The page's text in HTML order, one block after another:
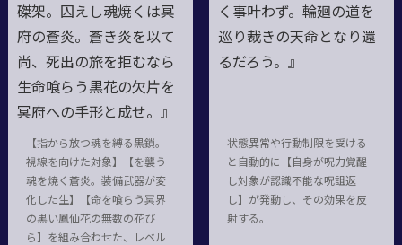
磔架。囚えし魂焼くは冥
府の蒼炎。蒼き炎を以て
尚、死出の旅を拒むなら
生命喰らう黒花の欠片を
冥府への手形と成せ。』
【指から放つ魂を縛る黒鎖。
視線を向けた対象】【を襲う
魂を焼く蒼炎。装備武器が変
化した生】【命を喰らう冥界
の黒い鳳仙花の無数の花び
ら】を組み合わせた、レベル
く事叶わず。輪廻の道を
巡り裁きの天命となり還
るだろう。』
状態異常や行動制限を受ける
と自動的に【自身が呪力覚醒
し対象が認識不能な呪詛返
し】が発動し、その効果を反
射する。